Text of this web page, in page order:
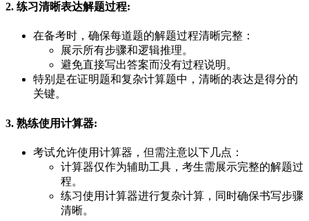
2. 练习清晰表达解题过程:
在备考时，确保每道题的解题过程清晰完整：
展示所有步骤和逻辑推理。
避免直接写出答案而没有过程说明。
特别是在证明题和复杂计算题中，清晰的表达是得分的
关键。
3. 熟练使用计算器:
考试允许使用计算器，但需注意以下几点：
计算器仅作为辅助工具，考生需展示完整的解题过
程。
练习使用计算器进行复杂计算，同时确保书写步骤
清晰。